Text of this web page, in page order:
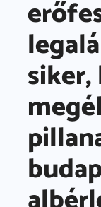
siker,